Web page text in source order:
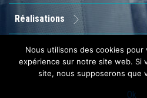
Réalisations
Entreprise
Contact
Nous utilisons des cookies pour
expérience sur notre site web. Si
site, nous supposerons que
Ok